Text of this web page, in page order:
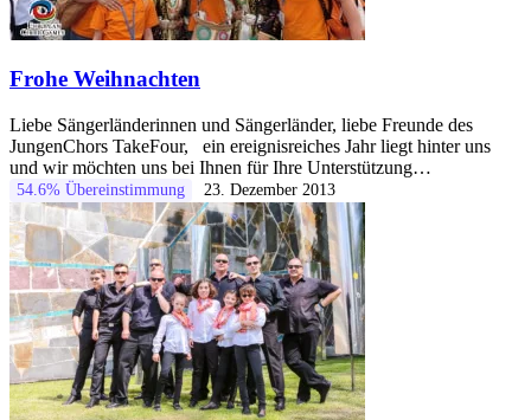
Frohe Weihnachten
Liebe Sängerländerinnen und Sängerländer, liebe Freunde des
JungenChors TakeFour, ein ereignisreiches Jahr liegt hinter uns
und wir möchten uns bei Ihnen für Ihre Unterstützung…
54.6% Übereinstimmung 23. Dezember 2013